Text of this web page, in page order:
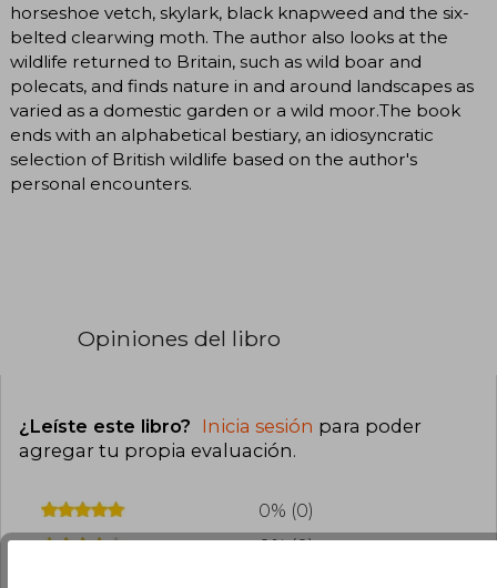
horseshoe vetch, skylark, black knapweed and the six-
belted clearwing moth. The author also looks at the
wildlife returned to Britain, such as wild boar and
polecats, and finds nature in and around landscapes as
varied as a domestic garden or a wild moor.The book
ends with an alphabetical bestiary, an idiosyncratic
selection of British wildlife based on the author's
personal encounters.
Opiniones del libro
¿Leíste este libro? Inicia sesión para poder
agregar tu propia evaluación.
0% (0)
0% (0)